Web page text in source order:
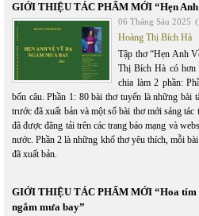
GIỚI THIỆU TÁC PHẨM MỚI “Hẹn
06 Tháng Sáu 2025
Hoàng Thị Bích Hà
Tập thơ “Hẹn Anh
Thị Bích Hà có hơn
chia làm 2 phần:
bốn câu. Phần 1: 80 bài thơ tuyển là những bài
trước đã xuất bản và một số bài thơ mới sáng
đã được đăng tải trên các trang báo mạng và
nước. Phần 2 là những khổ thơ yêu thích, mỗi
đã xuất bản.
GIỚI THIỆU TÁC PHẨM MỚI “Hoa tím
ngắm mưa bay”